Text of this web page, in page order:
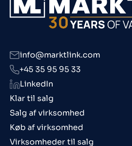
Klar til salg
Salg af virksomhed
Køb af virksomhed
Virksomheder til salg
info@marktlink.com
+45 35 95 95 33
LinkedIn